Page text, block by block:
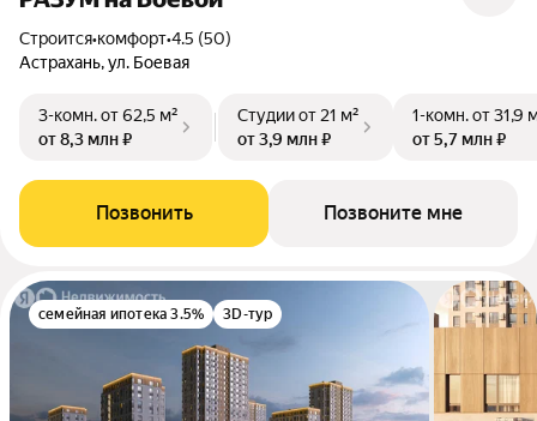
Строится•комфорт•4.5 (50)
Астрахань, ул. Боевая
3-комн.от 62,5 м²
от 8,3 млн ₽
Студииот 21 м²
от 3,9 млн ₽
1-комн.от 31,9
от 5,7 млн ₽
Позвонить Позвоните мне
семейная ипотека 3.5% 3D-тур